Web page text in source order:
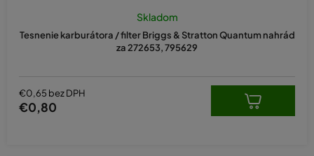
Tesnenie karburátora / filter Briggs & Stratton Quantum nahrád
za 272653, 795629
Skladom
€0,65 bez DPH
€0,80